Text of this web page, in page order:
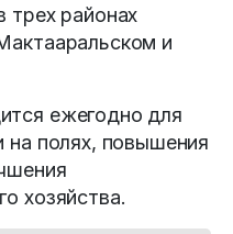
районах
и
ежегодно для
на полях, повышения
хозяйства.